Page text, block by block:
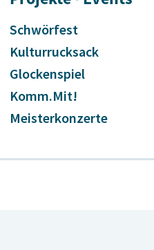
Schwörfest
Kulturrucksack
Glockenspiel
Komm.Mit!
Meisterkonzerte